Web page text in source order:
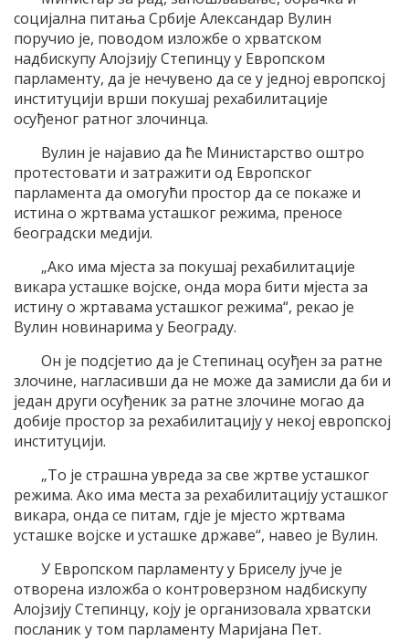
социјална питања Србије Александар Вулин
поручио је, поводом изложбе о хрватском
надбискупу Алојзију Степинцу у Европском
парламенту, да је нечувено да се у једној европској
институцији врши покушај рехабилитације
осуђеног ратног злочинца.
Вулин је најавио да ће Министарство оштро
протестовати и затражити од Европског
парламента да омогући простор да се покаже и
истина о жртвама усташког режима, преносе
београдски медији.
„Ако има мјеста за покушај рехабилитације
викара усташке војске, онда мора бити мјеста за
истину о жртавама усташког режима“, рекао је
Вулин новинарима у Београду.
Он је подсјетио да је Степинац осуђен за ратне
злочине, нагласивши да не може да замисли да би и
један други осуђеник за ратне злочине могао да
добије простор за рехабилитацију у некој европској
институцији.
„То је страшна увреда за све жртве усташког
режима. Ако има места за рехабилитацију усташког
викара, онда се питам, гдје је мјесто жртвама
усташке војске и усташке државе“, навео је Вулин.
У Европском парламенту у Бриселу јуче је
отворена изложба о контроверзном надбискупу
Алојзију Степинцу, коју је организовала хрватски
посланик у том парламенту Маријана Пет.